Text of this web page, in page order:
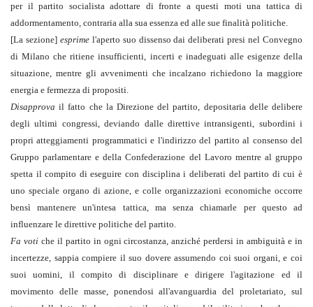
per il partito socialista adottare di fronte a questi moti una tattica di
addormentamento, contraria alla sua essenza ed alle sue finalità politiche.
[La sezione] esprime l'aperto suo dissenso dai deliberati presi nel Convegno
di Milano che ritiene insufficienti, incerti e inadeguati alle esigenze della
situazione, mentre gli avvenimenti che incalzano richiedono la maggiore
energia e fermezza di propositi.
Disapprovail fatto che la Direzione del partito, depositaria delle delibere
degli ultimi congressi, deviando dalle direttive intransigenti, subordini i
propri atteggiamenti programmatici e l'indirizzo del partito al consenso del
Gruppo parlamentare e della Confederazione del Lavoro mentre al gruppo
spetta il compito di eseguire con disciplina i deliberati del partito di cui è
uno speciale organo di azione, e colle organizzazioni economiche occorre
bensì mantenere un'intesa tattica, ma senza chiamarle per questo ad
influenzare le direttive politiche del partito.
Fa voti che il partito in ogni circostanza, anziché perdersi in ambiguità e in
incertezze, sappia compiere il suo dovere assumendo coi suoi organi, e coi
suoi uomini, il compito di disciplinare e dirigere l'agitazione ed il
movimento delle masse, ponendosi all'avanguardia del proletariato, sul